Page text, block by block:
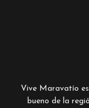
Vive Maravatío
bueno de la